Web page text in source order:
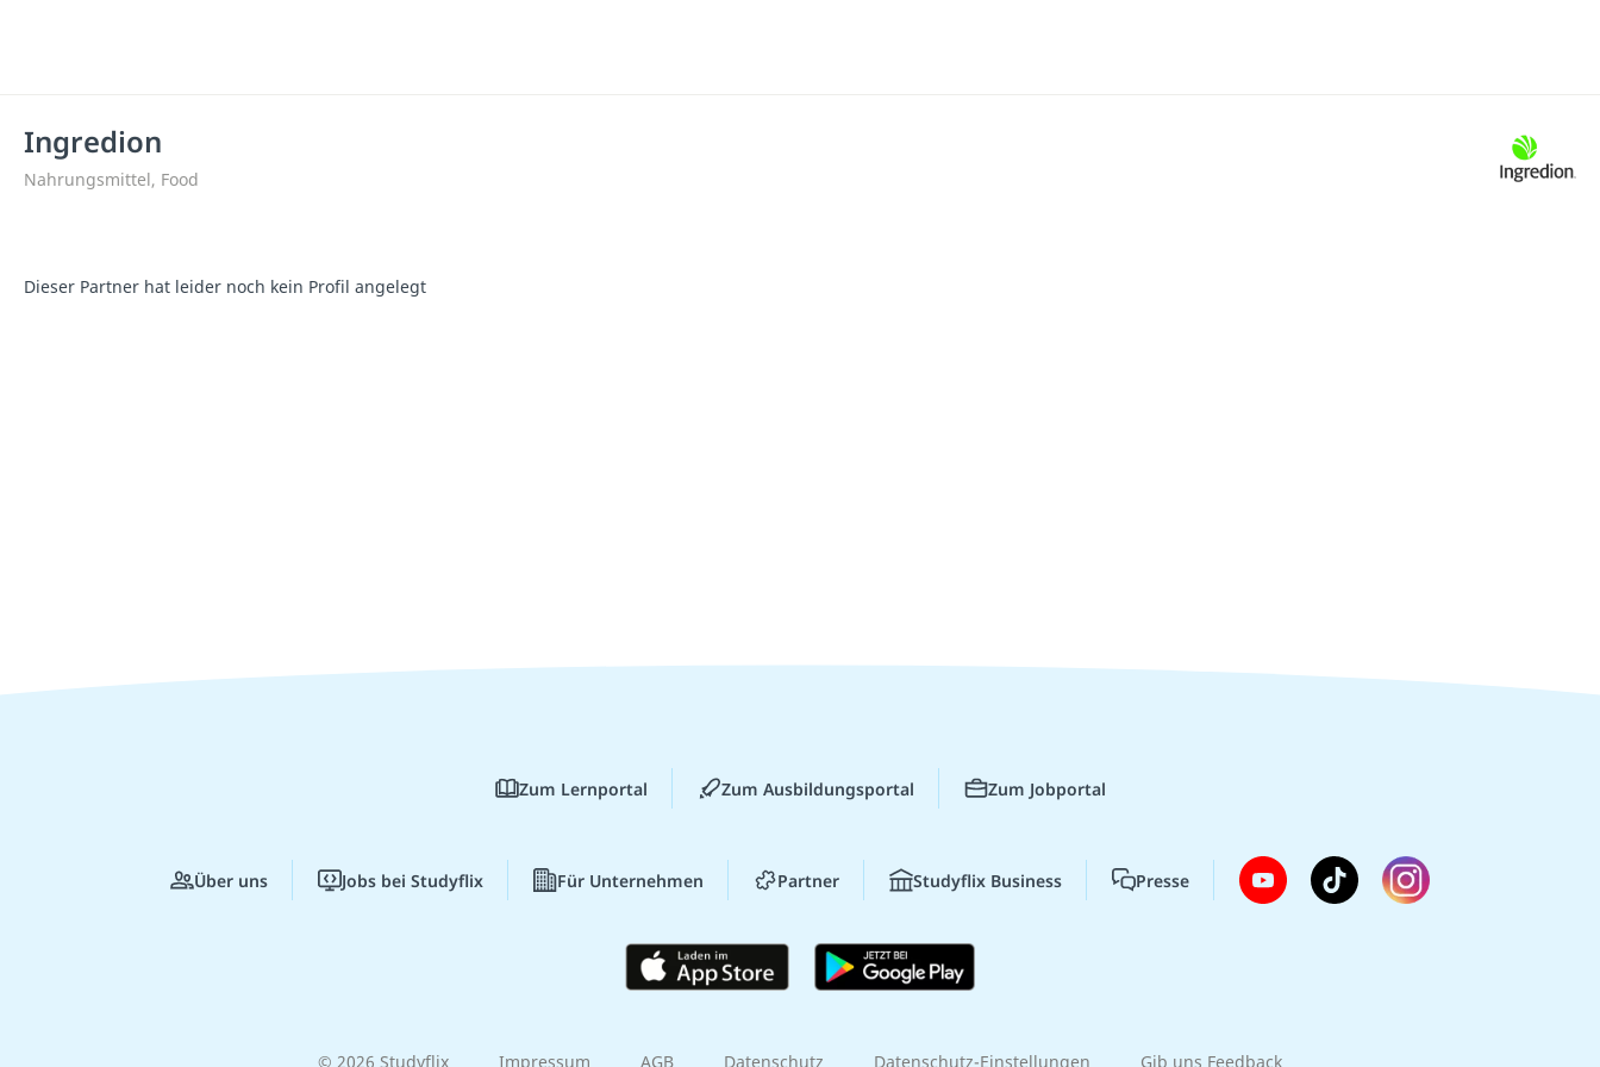
Ingredion
Nahrungsmittel, Food
Dieser Partner hat leider noch kein Profil angelegt
Zum Lernportal Zum Ausbildungsportal Zum Jobportal
Über uns Jobs bei Studyflix Für Unternehmen Partner Studyflix Business Presse
© 2026 Studyflix Impressum AGB Datenschutz Datenschutz-Einstellungen Gib uns Feedback